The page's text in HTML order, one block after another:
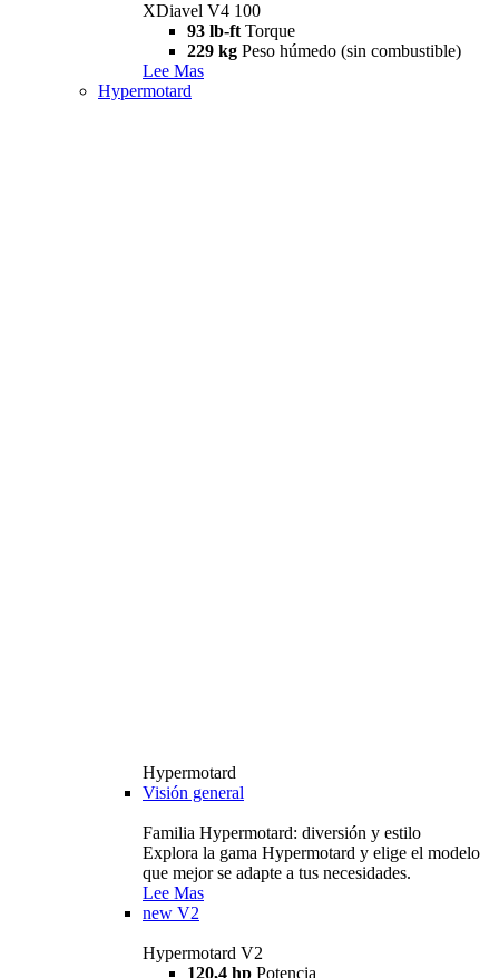
XDiavel V4 100
93 lb-ft Torque
229 kg Peso húmedo (sin combustible)
Lee Mas
Hypermotard
Hypermotard
Visión general
Familia Hypermotard: diversión y estilo
Explora la gama Hypermotard y elige el modelo
que mejor se adapte a tus necesidades.
Lee Mas
new V2
Hypermotard V2
120,4 hp Potencia